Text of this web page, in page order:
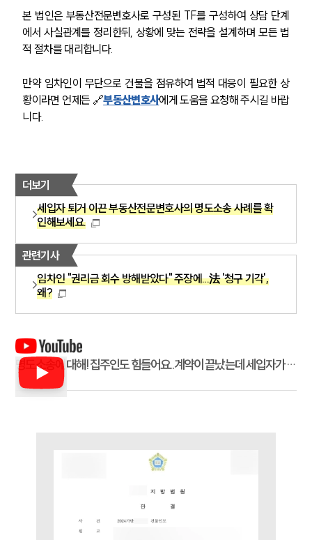
본 법인은 부동산전문변호사로 구성된 TF를 구성하여 상담 단계
에서 사실관계를 정리한뒤, 상황에 맞는 전략을 설계하며 모든 법
적 절차를 대리합니다.
만약 임차인이 무단으로 건물을 점유하여 법적 대응이 필요한 상
황이라면 언제든 🔗부동산변호사에게 도움을 요청해 주시길 바랍
니다.
더보기
세입자 퇴거 이끈 부동산전문변호사의 명도소송 사례를 확
인해보세요.
관련기사
임차인 "권리금 회수 방해받았다" 주장에...法 '청구 기각',
왜?
명도소송에 대해! 집주인도 힘들어요..계약이 끝났는데 세입자가 안
나간다면?